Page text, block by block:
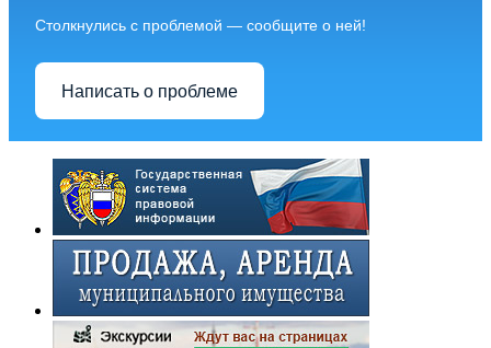
Столкнулись с проблемой — сообщите о ней!
Написать о проблеме